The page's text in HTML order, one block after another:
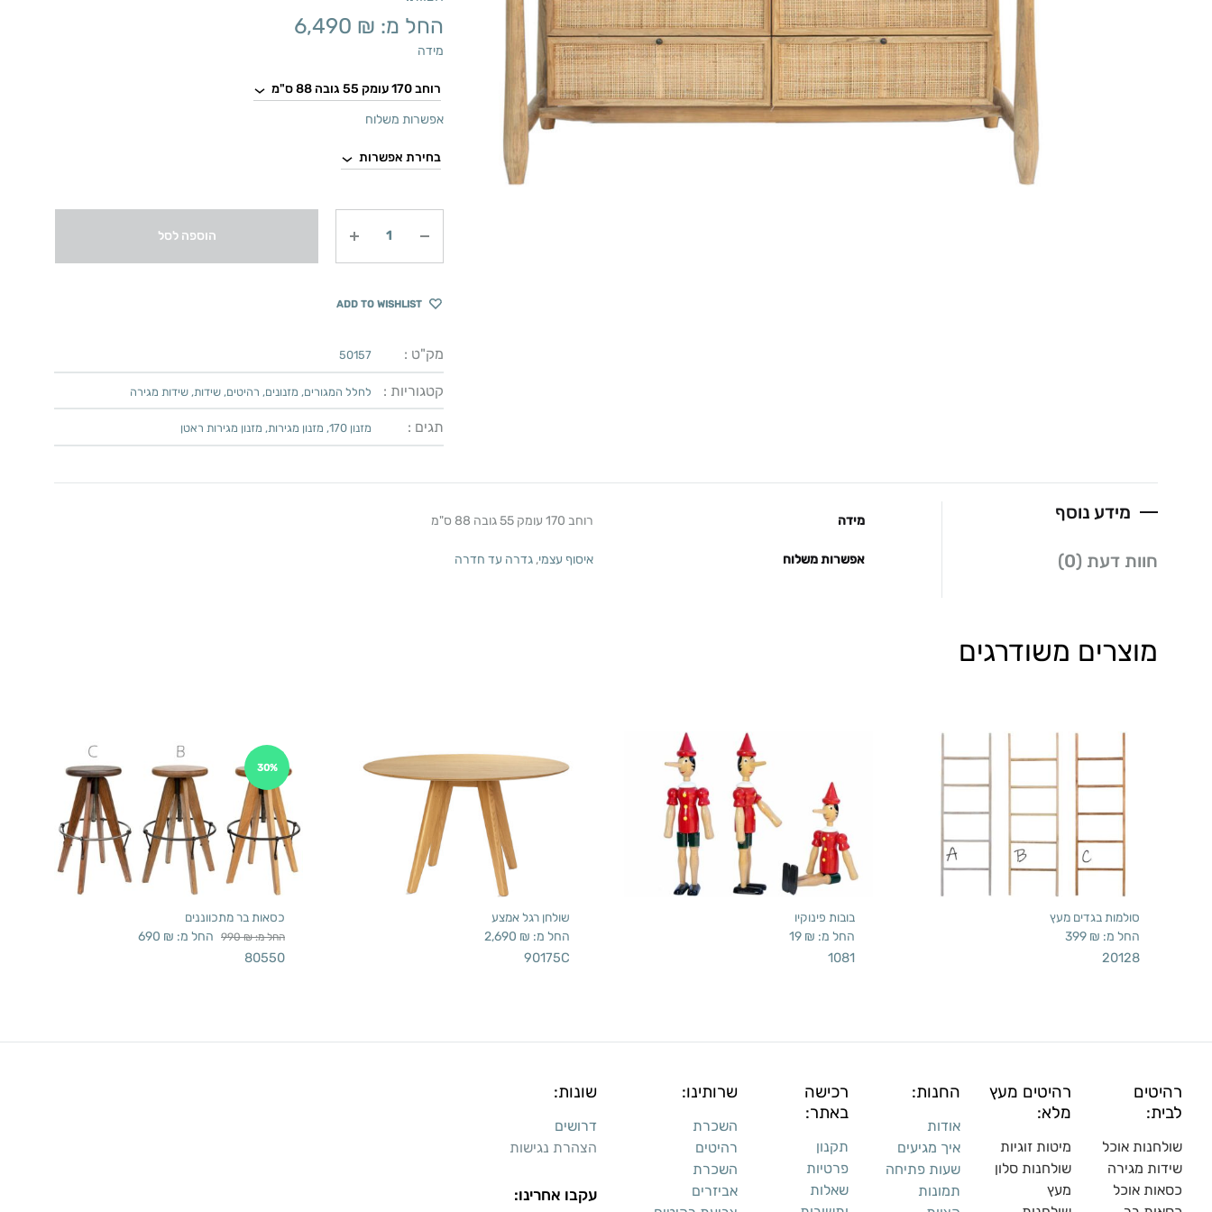
החל מ: 6,490 ₪
מידה
אפשרות משלוח
הוספה לסל
ADD TO WISHLIST
מק"ט : 50157
קטגוריות : לחלל המגורים, מזנונים, רהיטים, שידות, שידות מגירה
תגים : מזנון 170 , מזנון מגירות, מזנון מגירות ראטן
מידע נוסף
חוות דעת (0)
מידה רוחב 170 עומק 55 גובה 88 ס"מ
אפשרות משלוח איסוף עצמי, גדרה עד חדרה
מוצרים משודרגים
סולמות בגדים מעץ
החל מ: 399 ₪
20128
בובות פינוקיו
החל מ: 19 ₪
1081
שולחן רגל אמצע
החל מ: 2,690 ₪
90175C
30%
כסאות בר מתכווננים
החל מ: 990₪ החל מ: 690 ₪
80550
רהיטים
לבית:
שולחנות אוכל
שידות מגירה
כסאות אוכל
רהיטים מעץ
מלא:
מיטות זוגיות
שולחנות סלון
מעץ
החנות:
אודות
איך מגיעים
שעות פתיחה
תמונות
רכישה
באתר:
תקנון
פרטיות
שאלות
שרותינו:
השכרת
רהיטים
השכרת
אביזרים
שונות:
דרושים
הצהרת נגישות
עקבו אחרינו: